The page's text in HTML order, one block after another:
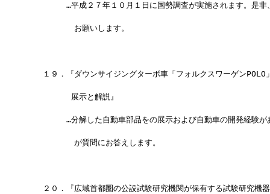
…平成２７年１０月１日に国勢調査が実施されます。是非
お願いします。
１９．『ダウンサイジングターボ車「フォルクスワーゲンPOLO
展示と解説』
…分解した自動車部品をの展示および自動車の開発経験が
が質問にお答えします。
２０．『広域首都圏の公設試験研究機関が保有する試験研究機